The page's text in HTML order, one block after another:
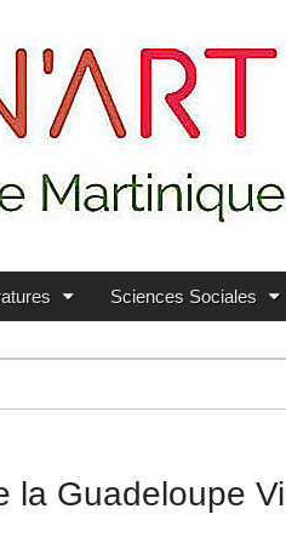
Sciences Sociales
la Guadeloupe